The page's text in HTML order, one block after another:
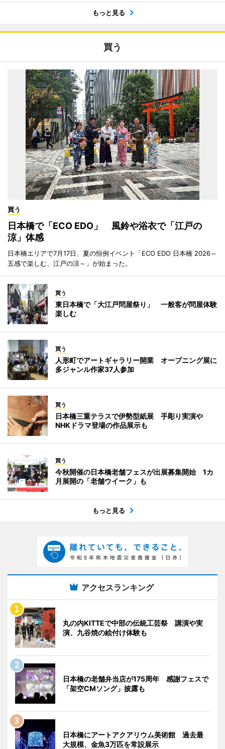
もっと見る
買う
買う
日本橋で「ECO EDO」 風鈴や浴衣で「江戸の
涼」体感
日本橋エリアで7月17日、夏の恒例イベント「ECO EDO 日本橋 2026～
五感で楽しむ、江戸の涼～」が始まった。
買う
東日本橋で「大江戸問屋祭り」 一般客が問屋体験
楽しむ
買う
人形町でアートギャラリー開業 オープニング展に
多ジャンル作家37人参加
買う
日本橋三重テラスで伊勢型紙展 手彫り実演や
NHKドラマ登場の作品展示も
買う
今秋開催の日本橋老舗フェスが出展募集開始 1カ
月展開の「老舗ウイーク」も
もっと見る
アクセスランキング
丸の内KITTEで中部の伝統工芸祭 講演や実
演、九谷焼の絵付け体験も
日本橋の老舗弁当店が175周年 感謝フェスで
「架空CMソング」披露も
日本橋にアートアクアリウム美術館 過去最
大規模、金魚3万匹を常設展示